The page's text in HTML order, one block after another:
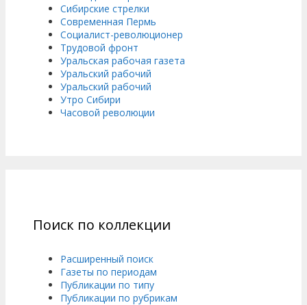
Сибирские стрелки
Современная Пермь
Социалист-революционер
Трудовой фронт
Уральская рабочая газета
Уральский рабочий
Уральский рабочий
Утро Сибири
Часовой революции
Поиск по коллекции
Расширенный поиск
Газеты по периодам
Публикации по типу
Публикации по рубрикам